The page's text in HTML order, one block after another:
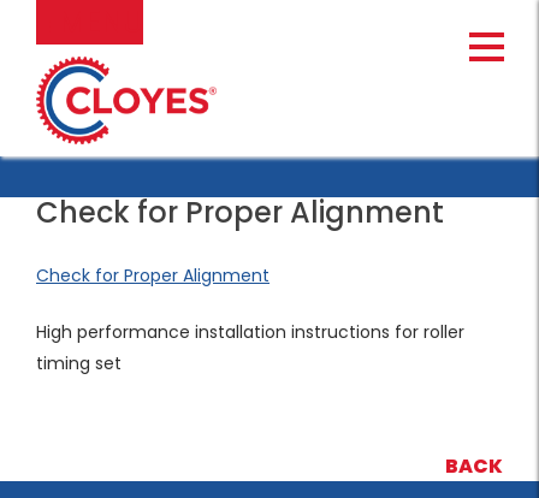
contenido
Check for Proper Alignment
Check for Proper Alignment
High performance installation instructions for roller
timing set
BACK